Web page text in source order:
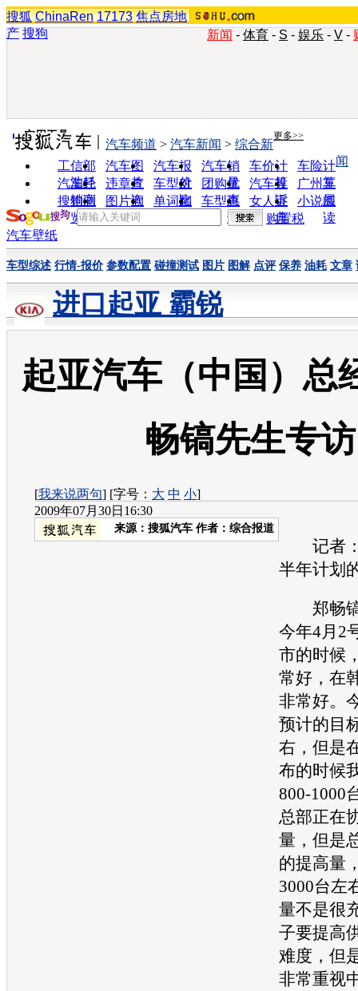
搜狐 ChinaRen 17173 焦点房地
产 搜狗 新闻 - 体育 - S - 娱乐 - V -
实用工具 更多>>
工信部
油耗
汽车图
片
汽车报
价
汽车销
量
车价计
算
车险计
算
汽车经
销商
违章查
询
车型对
比
团购优
惠
汽车投
诉
广州车
展
搜狗浏
览器
图片欣
赏
单词翻
车型查
询
女人宝
典
小说阅
读
汽车频道 > 汽车新闻 > 综合新
闻
购置税
汽车壁纸
车型综述 行情-报价 参数配置 碰撞测试 图片 图解 点评 保养 油耗 文章
进口起亚 霸锐
起亚汽车（中国）
畅镐先生专访
[我来说两句] [字号： 大 中 小]
2009年07月30日16:30
来源： 搜狐汽车 作者：综合报道
记者
半年计划
郑畅镐
今年4月2
市的时候
常好，在
非常好。
预计的目
右，但是
布的时候
800-1000
总部正在
量，但是
的提高量
3000台左
量不是很
子要提高
难度，但
非常重视